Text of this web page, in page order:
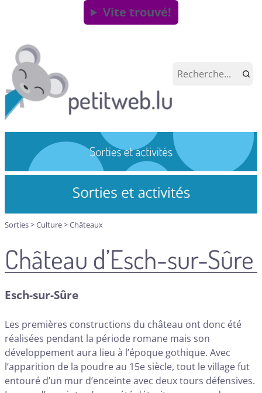
Vite trouvé!
Sorties>Culture>Châteaux
Château d’Esch-sur-Sûre
Esch-sur-Sûre
Les premières constructions du château ont donc été
réalisées pendant la période romane mais son
développement aura lieu à l’époque gothique. Avec
l’apparition de la poudre au 15e siècle, tout le village fut
entouré d’un mur d’enceinte avec deux tours défensives.